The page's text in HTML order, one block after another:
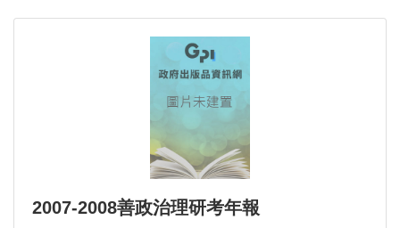
2007-2008善政治理研考年報